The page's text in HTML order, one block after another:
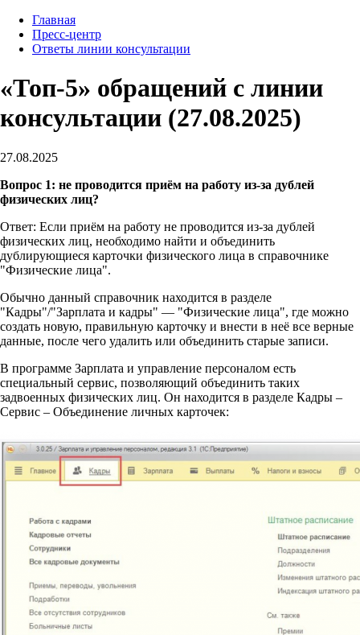
Главная
Пресс-центр
Ответы линии консультации
«Топ-5» обращений с линии
консультации (27.08.2025)
27.08.2025
Вопрос 1: не проводится приём на работу из-за дублей
физических лиц?
Ответ: Если приём на работу не проводится из-за дублей
физических лиц, необходимо найти и объединить
дублирующиеся карточки физического лица в справочнике
"Физические лица".
Обычно данный справочник находится в разделе
"Кадры"/"Зарплата и кадры" — "Физические лица", где можно
создать новую, правильную карточку и внести в неё все верные
данные, после чего удалить или объединить старые записи.
В программе Зарплата и управление персоналом есть
специальный сервис, позволяющий объединить таких
задвоенных физических лиц. Он находится в разделе Кадры –
Сервис – Объединение личных карточек: